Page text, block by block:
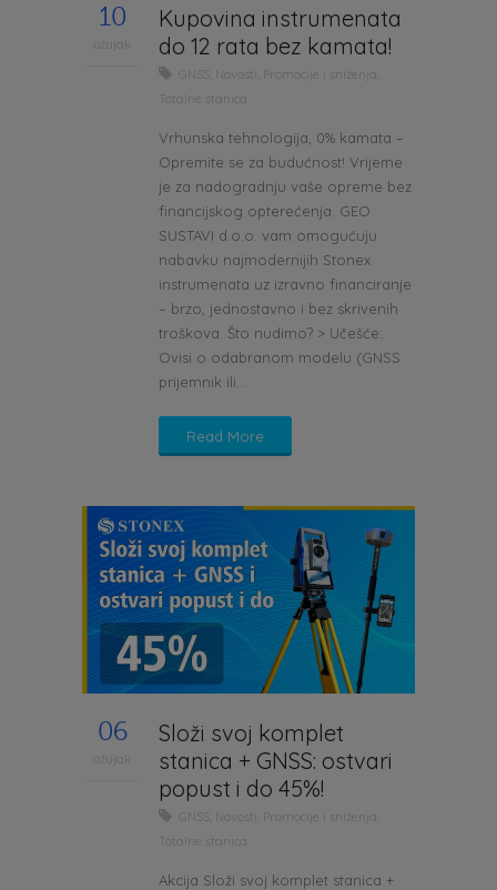
10
ožujak
Kupovina instrumenata
do 12 rata bez kamata!
Novosti Promocije i sniženja
Totalne stanica
Vrhunska tehnologija, 0% kamata –
Opremite se za budućnost! Vrijeme
je za nadogradnju vaše opreme bez
financijskog opterećenja. GEO
SUSTAVI d.o.o. vam omogućuju
nabavku najmodernijih Stonex
instrumenata uz izravno financiranje
– brzo, jednostavno i bez skrivenih
troškova. Što nudimo? > Učešće:
Ovisi o odabranom modelu (GNSS
prijemnik ili...
Read More
06
ožujak
Složi svoj komplet
stanica + GNSS: ostvari
popust i do 45%!
Novosti Promocije i sniženja
Totalne stanica
Akcija Složi svoj komplet stanica +